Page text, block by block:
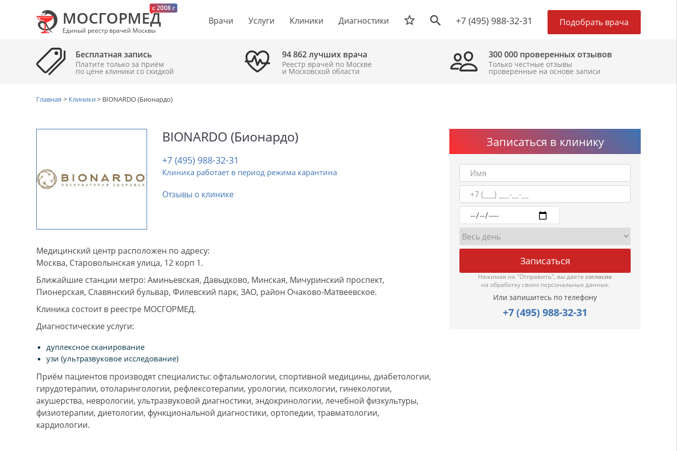
c 2008 г
МОСГОРМЕД
Единый реестр врачей Москвы
Врачи Услуги Клиники Диагностики +7 (495) 988-32-31 Подобрать врача
Бесплатная запись
Платите только за приём
по цене клиники cо скидкой
94 862 лучших врача
Реестр врачей по Москве
и Московской области
300 000 проверенных отзывов
Только честные отзывы
проверенные на основе записи
Главная > Клиники> BIONARDO (Бионардо)
BIONARDO (Бионардо)
+7 (495) 988-32-31
Клиника работает в период режима карантина
Отзывы о клинике
Медицинский центр расположен по адресу:
Москва, Староволынская улица, 12 корп 1.
Ближайшие станции метро: Аминьевская, Давыдково, Минская, Мичуринский проспект,
Пионерская, Славянский бульвар, Филевский парк, ЗАО, район Очаково-Матвеевское.
Клиника состоит в реестре МОСГОРМЕД.
Диагностические услуги:
дуплексное сканирование
узи (ультразвуковое исследование)
Приём пациентов производят специалисты: офтальмологии, спортивной медицины, диабетологии,
гирудотерапии, отоларингологии, рефлексотерапии, урологии, психологии, гинекологии,
акушерства, неврологии, ультразвуковой диагностики, эндокринологии, лечебной физкультуры,
физиотерапии, диетологии, функциональной диагностики, ортопедии, травматологии,
кардиологии.
Записаться в клинику
Нажимая на "Отправить", вы даете согласие
на обработку своих персональных данных.
Или запишитесь по телефону
+7 (495) 988-32-31